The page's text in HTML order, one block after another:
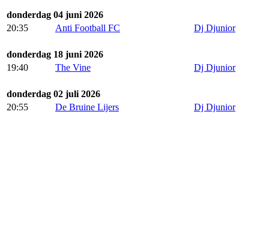
donderdag 04 juni 2026
20:35
Anti Football FC Dj Djunior
donderdag 18 juni 2026
19:40
The Vine Dj Djunior
donderdag 02 juli 2026
20:55
De Bruine Lijers Dj Djunior